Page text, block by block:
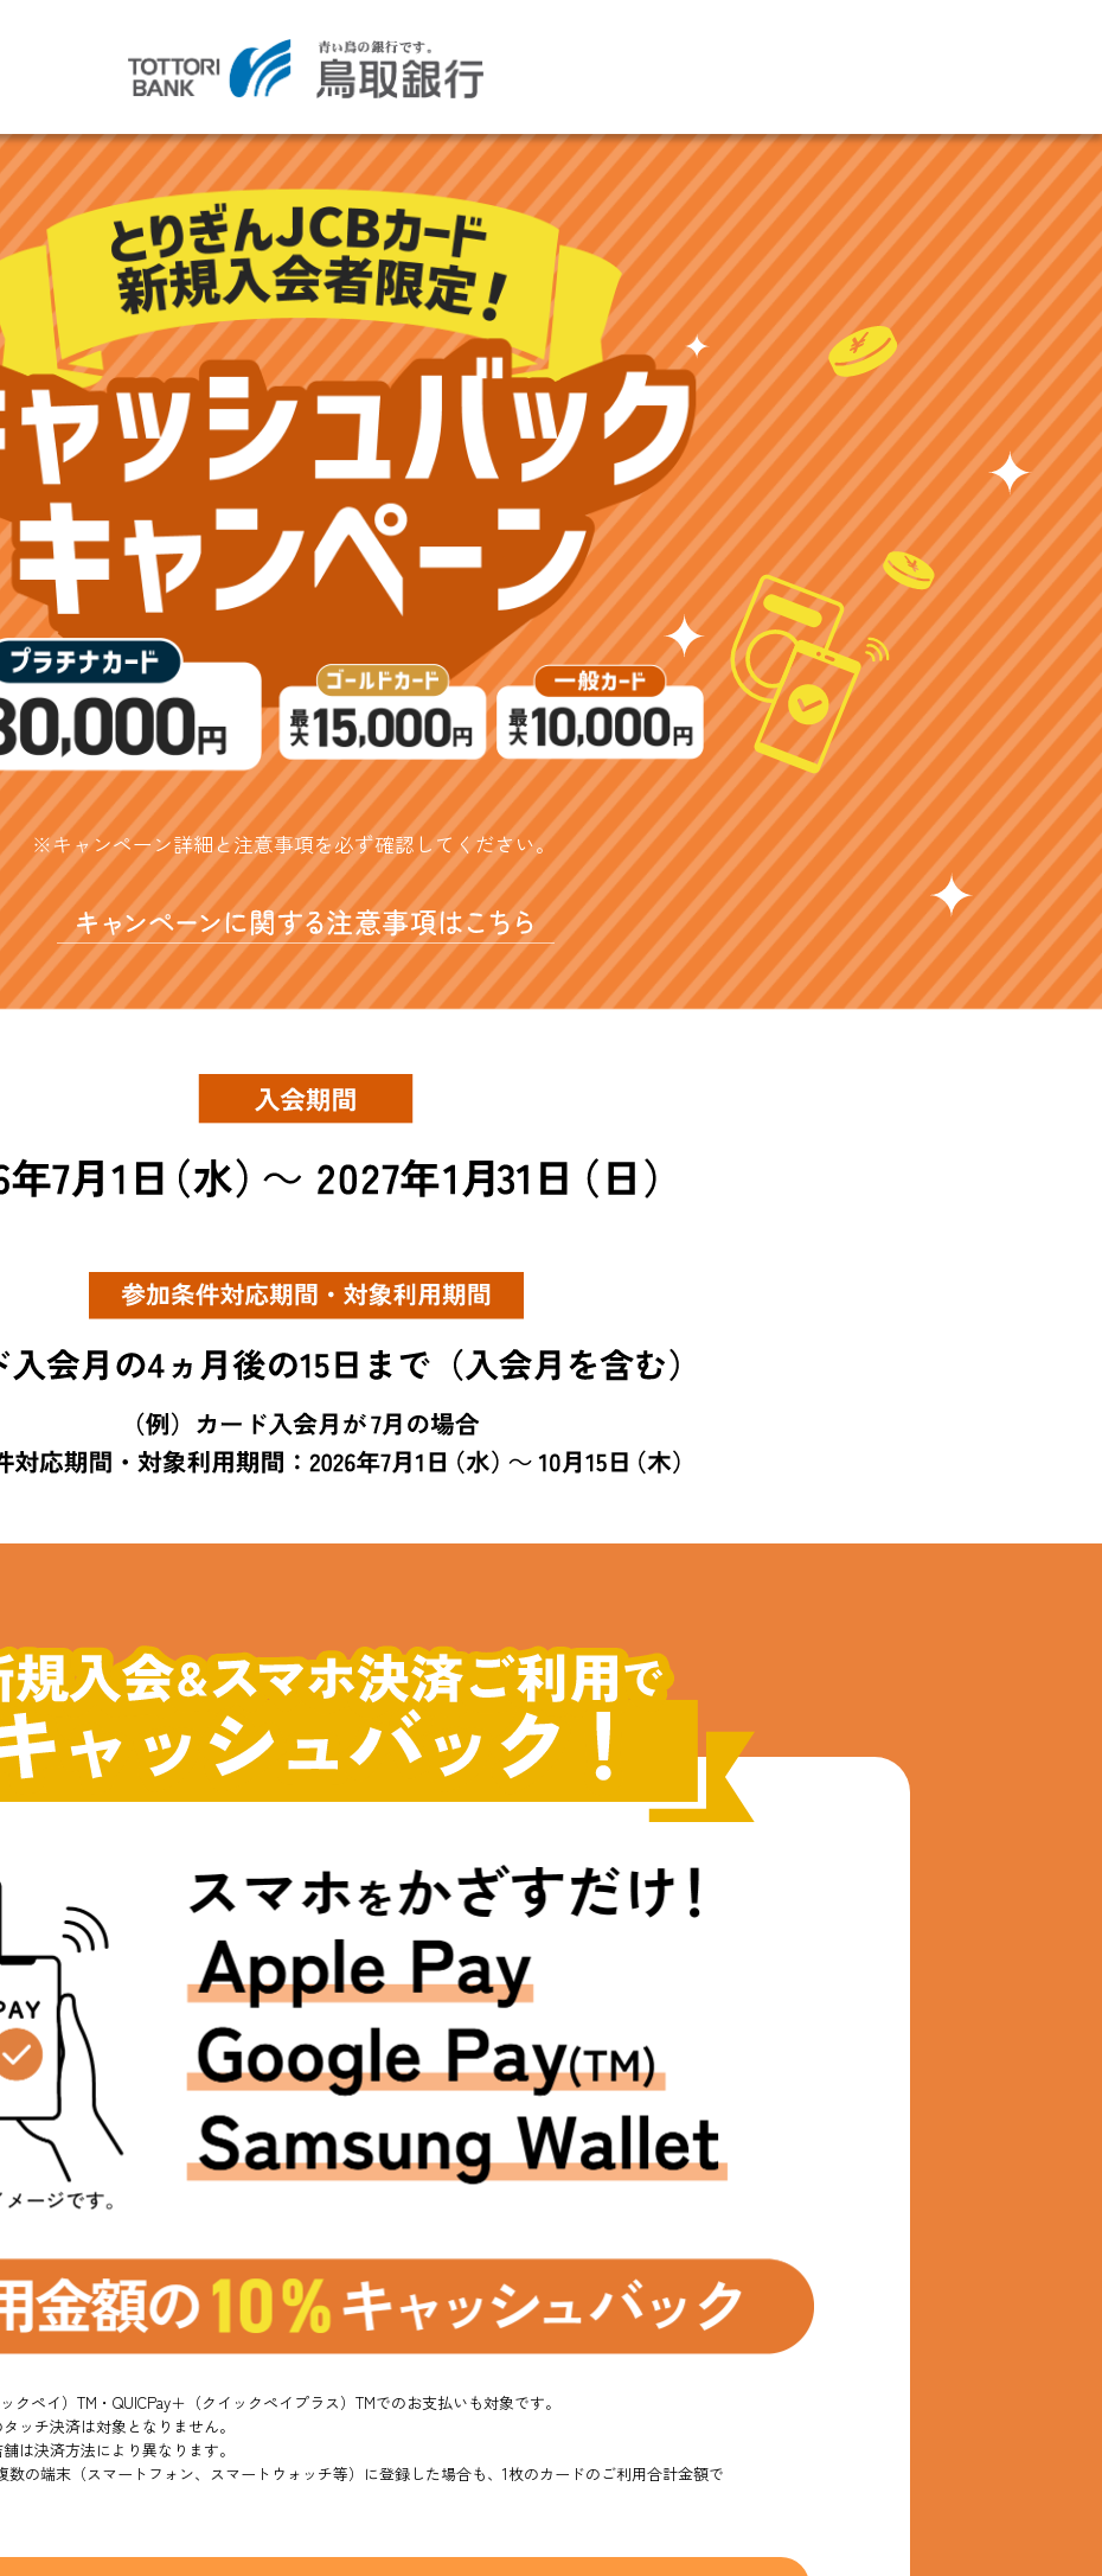
※キャンペーン詳細と注意事項を必ず確認してください。
クペイ）TM・QUICPay＋（クイックペイプラス）TMでのお支払いも対象です。
ッチ決済は対象となりません。
は決済方法により異なります。
数の端末（スマートフォン、スマートウォッチ等）に登録した場合も、1枚のカードのご利用合計金額で